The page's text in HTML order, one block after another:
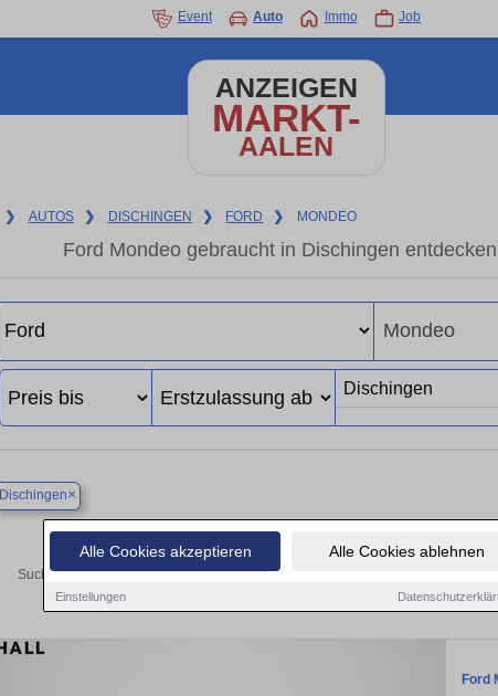
Alle Cookies akzeptieren Alle Cookies ablehnen
Einstellungen
Event Auto Immo Job
ANZEIGEN
MARKT-
AALEN
❯ AUTOS ❯ DISCHINGEN ❯ FORD ❯ MONDEO
Ford Mondeo gebraucht in Dischingen
Dischingen×
Finden Sie in Dischingen Ihren
Suchen Sie in Dischingen einen Ford Mondeo Gebrauchtwagen? Entdecken
Preisklassen von privat
Ford